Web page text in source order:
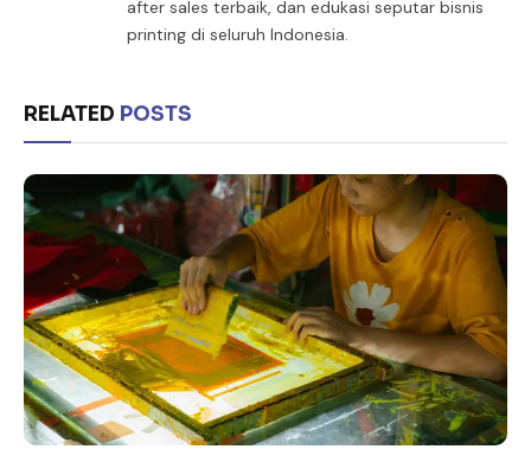
after sales terbaik, dan edukasi seputar bisnis
printing di seluruh Indonesia.
RELATED POSTS